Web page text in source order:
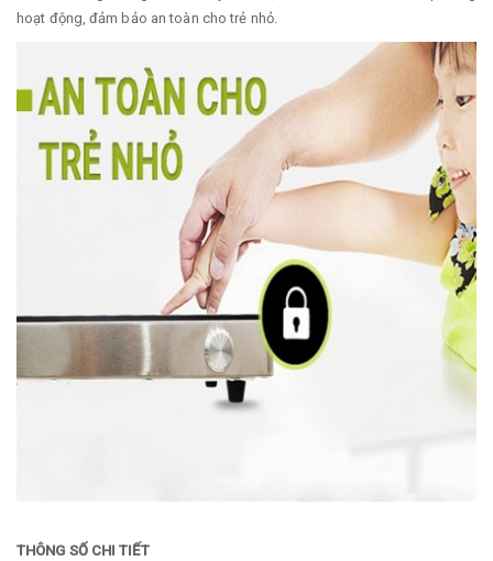
hoạt động, đảm bảo an toàn cho trẻ nhỏ.
THÔNG SỐ CHI TIẾT